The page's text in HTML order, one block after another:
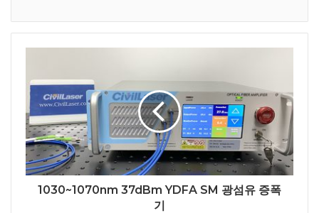
1030~1070nm 37dBm YDFA SM 광섬유 증폭
기